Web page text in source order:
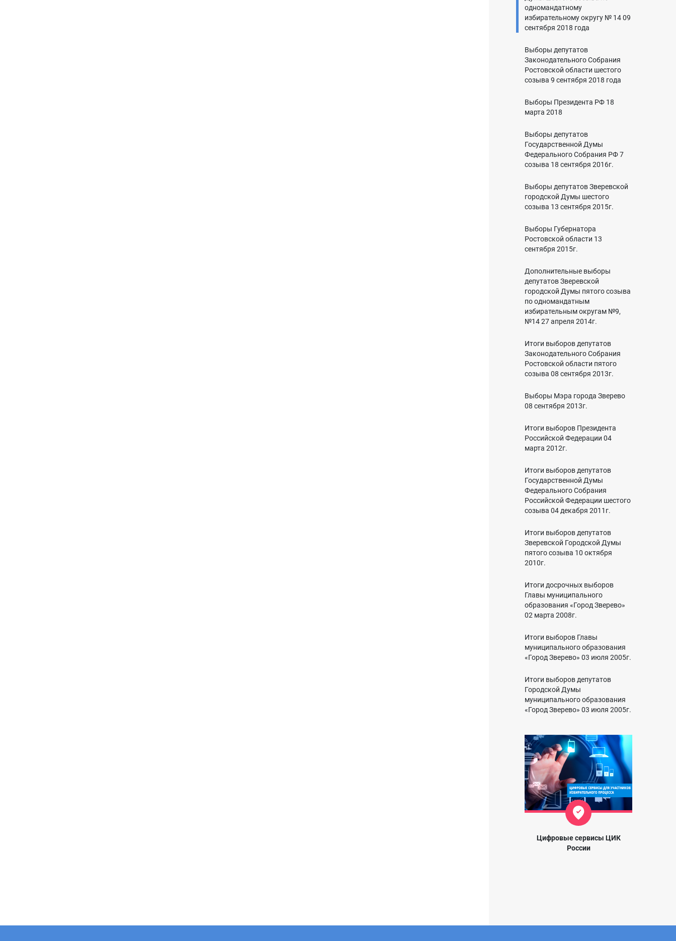
одномандатному
избирательному округу № 14 09
сентября 2018 года
Выборы депутатов
Законодательного Собрания
Ростовской области шестого
созыва 9 сентября 2018 года
Выборы Президента РФ 18
марта 2018
Выборы депутатов
Государственной Думы
Федерального Собрания РФ 7
созыва 18 сентября 2016г.
Выборы депутатов Зверевской
городской Думы шестого
созыва 13 сентября 2015г.
Выборы Губернатора
Ростовской области 13
сентября 2015г.
Дополнительные выборы
депутатов Зверевской
городской Думы пятого созыва
по одномандатным
избирательным округам №9,
№14 27 апреля 2014г.
Итоги выборов депутатов
Законодательного Собрания
Ростовской области пятого
созыва 08 сентября 2013г.
Выборы Мэра города Зверево
08 сентября 2013г.
Итоги выборов Президента
Российской Федерации 04
марта 2012г.
Итоги выборов депутатов
Государственной Думы
Федерального Собрания
Российской Федерации шестого
созыва 04 декабря 2011г.
Итоги выборов депутатов
Зверевской Городской Думы
пятого созыва 10 октября
2010г.
Итоги досрочных выборов
Главы муниципального
образования «Город Зверево»
02 марта 2008г.
Итоги выборов Главы
муниципального образования
«Город Зверево» 03 июля 2005г.
Итоги выборов депутатов
Городской Думы
муниципального образования
«Город Зверево» 03 июля 2005г.
Цифровые сервисы ЦИК
России